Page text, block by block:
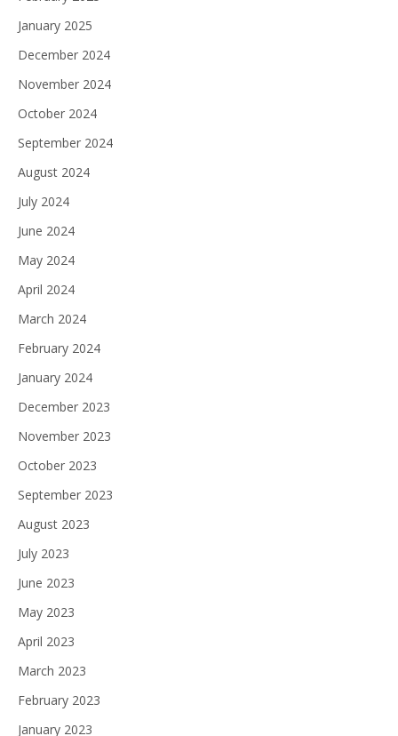
January 2025
December 2024
November 2024
October 2024
September 2024
August 2024
July 2024
June 2024
May 2024
April 2024
March 2024
February 2024
January 2024
December 2023
November 2023
October 2023
September 2023
August 2023
July 2023
June 2023
May 2023
April 2023
March 2023
February 2023
January 2023